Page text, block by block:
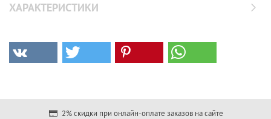
ХАРАКТЕРИСТИКИ
2% скидки при онлайн-оплате заказов на сайте